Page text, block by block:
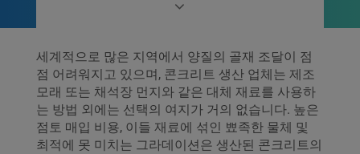
세계적으로 많은 지역에서 양질의 골재 조달이 점
점 어려워지고 있으며, 콘크리트 생산 업체는 제조
모래 또는 채석장 먼지와 같은 대체 재료를 사용하
는 방법 외에는 선택의 여지가 거의 없습니다. 높은
점토 매입 비용, 이들 재료에 섞인 뾰족한 물체 및
최적에 못 미치는 그라데이션은 생산된 콘크리트의